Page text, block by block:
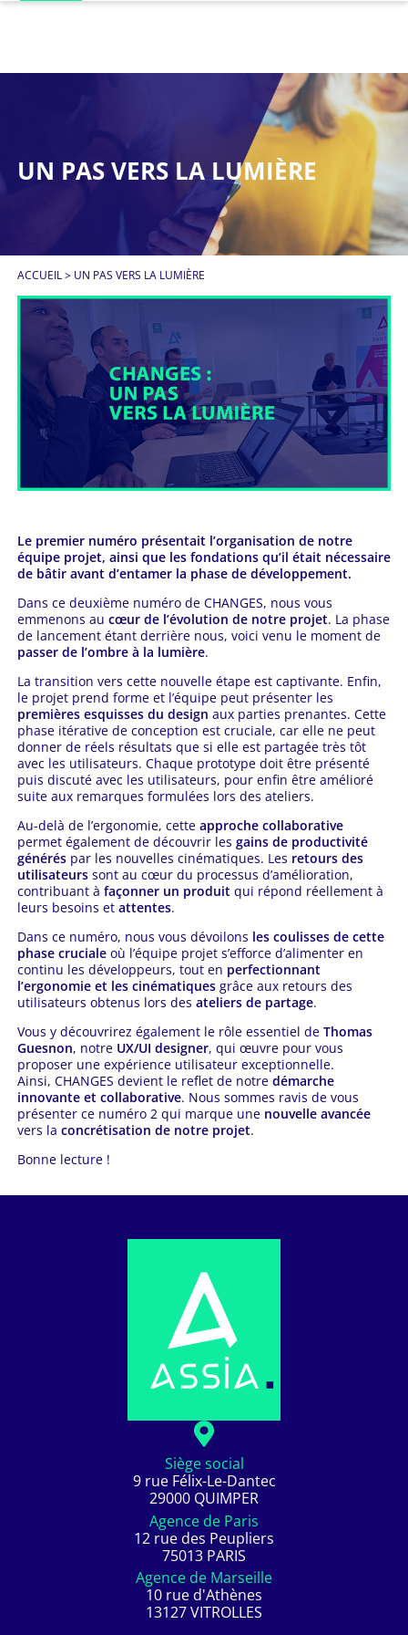
UN PAS VERS LA LUMIÈRE
ACCUEIL> UN PAS VERS LA LUMIÈRE
Le premier numéro présentait l’organisation de notre
équipe projet, ainsi que les fondations qu’il était nécessaire
de bâtir avant d’entamer la phase de développement.
Dans ce deuxième numéro de CHANGES, nous vous
emmenons au cœur de l’évolution de notre projet. La phase
de lancement étant derrière nous, voici venu le moment de
passer de l’ombre à la lumière.
La transition vers cette nouvelle étape est captivante. Enfin,
le projet prend forme et l’équipe peut présenter les
premières esquisses du design aux parties prenantes. Cette
phase itérative de conception est cruciale, car elle ne peut
donner de réels résultats que si elle est partagée très tôt
avec les utilisateurs. Chaque prototype doit être présenté
puis discuté avec les utilisateurs, pour enfin être amélioré
suite aux remarques formulées lors des ateliers.
Au-delà de l’ergonomie, cetteapproche collaborative
permet également de découvrir les gains de productivité
généréspar les nouvelles cinématiques. Les retours des
utilisateurssont au cœur du processus d’amélioration,
contribuant à façonner un produitqui répond réellement à
leurs besoins et attentes.
Dans ce numéro, nous vous dévoilons les coulisses de cette
phase crucialeoù l’équipe projet s’efforce d’alimenter en
continu les développeurs, tout en perfectionnant
l’ergonomie et les cinématiquesgrâce aux retours des
utilisateurs obtenus lors des ateliers de partage.
Vous y découvrirez également le rôle essentiel de Thomas
Guesnon, notre UX/UI designer, qui œuvre pour vous
proposer une expérience utilisateur exceptionnelle.
Ainsi, CHANGES devient le reflet de notre démarche
innovante et collaborative. Nous sommes ravis de vous
présenter ce numéro 2 qui marque une nouvelle avancée
vers la concrétisation de notre projet.
Bonne lecture !
Siège social
9 rue Félix-Le-Dantec
29000 QUIMPER
Agence de Paris
12 rue des Peupliers
75013 PARIS
Agence de Marseille
10 rue d'Athènes
13127 VITROLLES